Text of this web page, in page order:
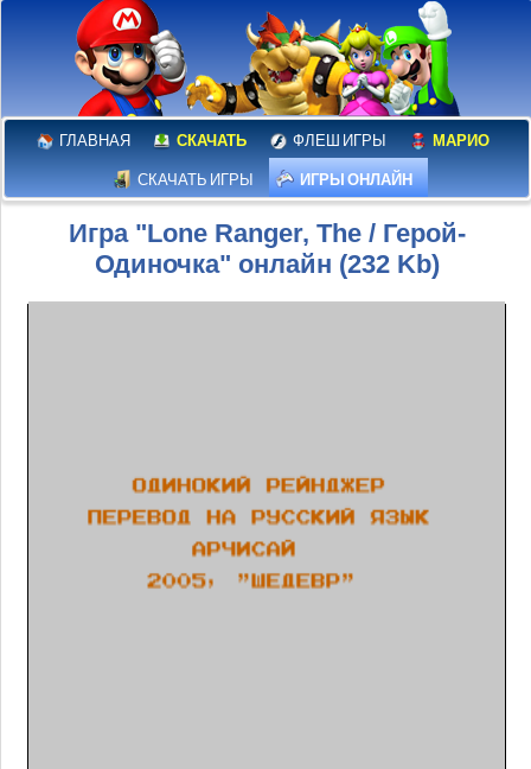
ГЛАВНАЯ СКАЧАТЬ ФЛЕШ ИГРЫ МАРИО
СКАЧАТЬ ИГРЫ ИГРЫ ОНЛАЙН
Игра "Lone Ranger, The / Герой-
Одиночка" онлайн (232 Kb)